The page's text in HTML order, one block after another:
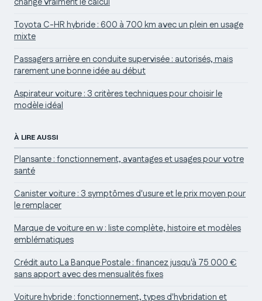
Toyota C-HR hybride : 600 à 700 km avec un plein en usage
mixte
Passagers arrière en conduite supervisée : autorisés, mais
rarement une bonne idée au début
Aspirateur voiture : 3 critères techniques pour choisir le
modèle idéal
À LIRE AUSSI
Plansante : fonctionnement, avantages et usages pour votre
santé
Canister voiture : 3 symptômes d'usure et le prix moyen pour
le remplacer
Marque de voiture en w : liste complète, histoire et modèles
emblématiques
Crédit auto La Banque Postale : financez jusqu'à 75 000 €
sans apport avec des mensualités fixes
Voiture hybride : fonctionnement, types d'hybridation et